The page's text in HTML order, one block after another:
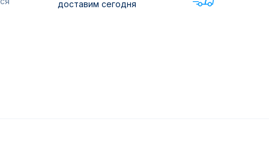
доставим сегодня